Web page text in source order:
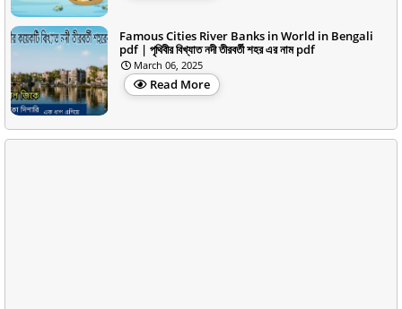
Famous Cities River Banks in World in Bengali
pdf | পৃথিবীর বিখ্যাত নদী তীরবর্তী শহর এর নাম pdf
March 06, 2025
Read More